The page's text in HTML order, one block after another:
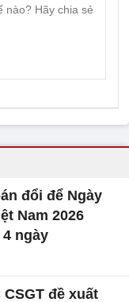
đổi để Ngày
Nam 2026
ngày
đề xuất